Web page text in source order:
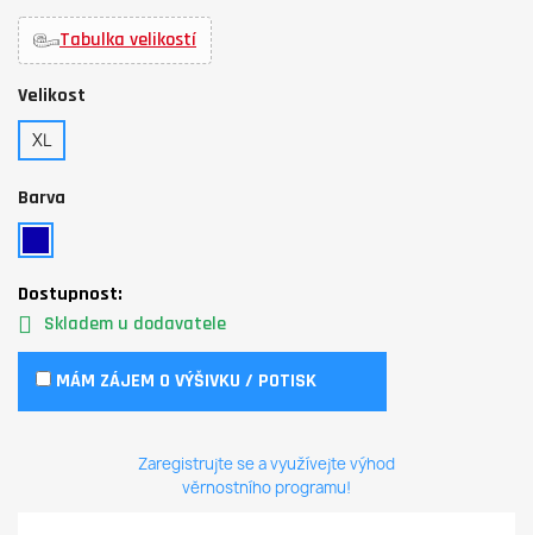
Tabulka velikostí
Velikost
XL
Barva
Dostupnost:
Skladem u dodavatele
MÁM ZÁJEM O VÝŠIVKU / POTISK
Zaregistrujte se a využívejte výhod
věrnostního programu!